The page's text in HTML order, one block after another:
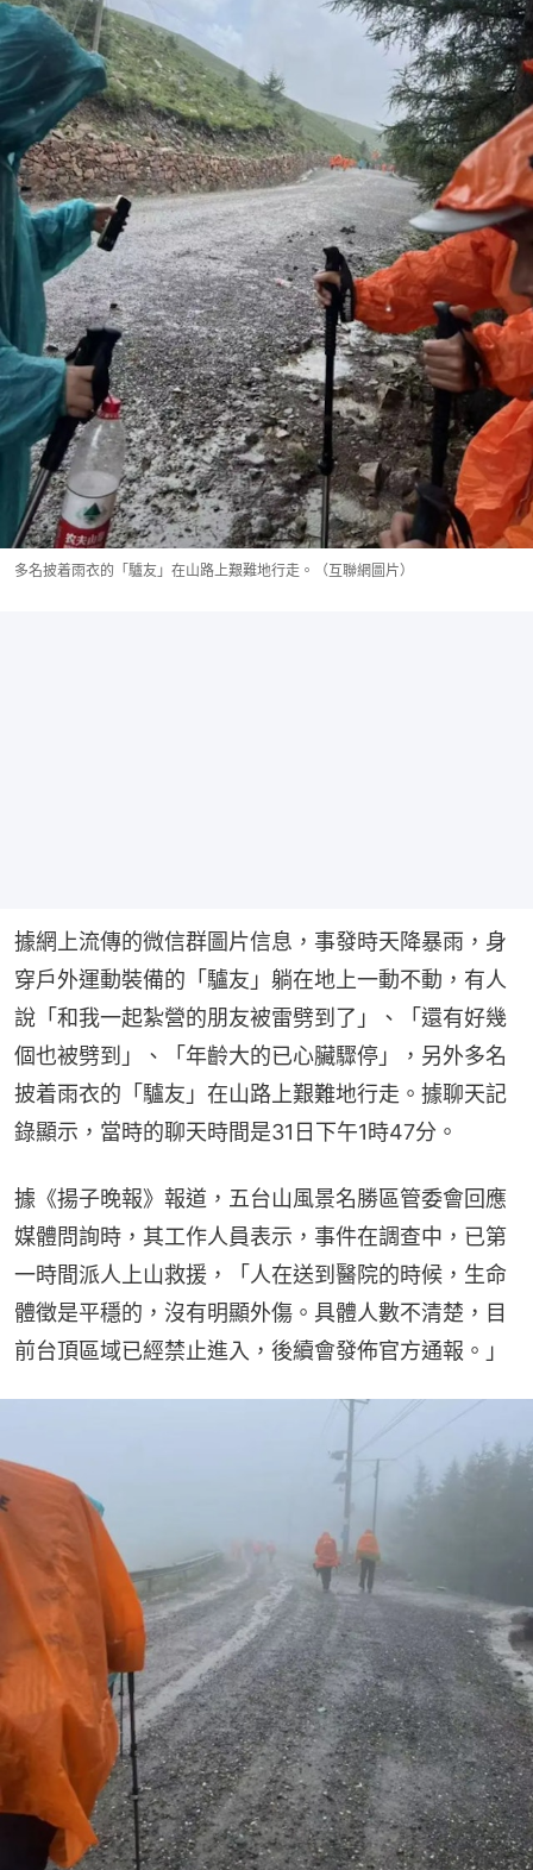
多名披着雨衣的「驢友」在山路上艱難地行走。（互聯網圖片）
據網上流傳的微信群圖片信息，事發時天降暴雨，身
穿戶外運動裝備的「驢友」躺在地上一動不動，有人
說「和我一起紮營的朋友被雷劈到了」、「還有好幾
個也被劈到」、「年齡大的已心臟驟停」，另外多名
披着雨衣的「驢友」在山路上艱難地行走。據聊天記
錄顯示，當時的聊天時間是31日下午1時47分。
據《揚子晚報》報道，五台山風景名勝區管委會回應
媒體問詢時，其工作人員表示，事件在調查中，已第
一時間派人上山救援，「人在送到醫院的時候，生命
體徵是平穩的，沒有明顯外傷。具體人數不清楚，目
前台頂區域已經禁止進入，後續會發佈官方通報。」